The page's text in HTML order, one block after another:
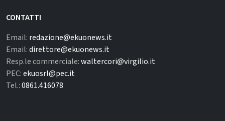
CONTATTI
Email: redazione@ekuonews.it
Email:direttore@ekuonews.it
Resp.le commerciale:waltercori@virgilio.it
PEC:ekuosrl@pec.it
Tel.:0861.416078